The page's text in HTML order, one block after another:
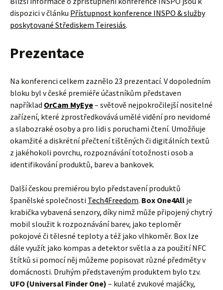
dispozici v článku Přístupnost konference INSPO & služby
poskytované Střediskem Teiresiás.
Prezentace
Na konferenci celkem zaznělo 23 prezentací. V dopoledním
bloku byl v české premiéře účastníkům představen
například OrCam MyEye– světově nejpokročilejší nositelné
zařízení, které zprostředkovává umělé vidění pro nevidomé
a slabozraké osoby a pro lidi s poruchami čtení. Umožňuje
okamžité a diskrétní přečtení tištěných či digitálních textů
z jakéhokoli povrchu, rozpoznávání totožnosti osob a
identifikování produktů, barev a bankovek.
Další českou premiérou bylo představení produktů
španělské společnosti Tech4Freedom. Box One4All je
krabička vybavená senzory, díky nimž může připojený chytrý
mobil sloužit k rozpoznávání barev, jako teploměr
pokojové či tělesné teploty a též jako vlhkoměr. Box lze
dále využít jako kompas a detektor světla a za použití NFC
štítků si pomocí něj můžeme popisovat různé předměty v
domácnosti. Druhým představeným produktem bylo tzv.
UFO (Universal Finder One) – kulaté zvukové majáčky,